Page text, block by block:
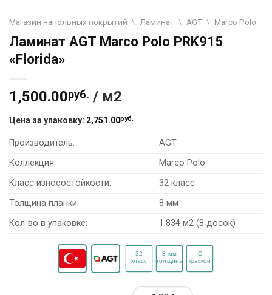
Магазин напольных покрытий \ Ламинат \ AGT \ Marco Polo
Ламинат AGT Marco Polo PRK915
«Florida»
1,500.00руб. / м2
Цена за упаковку: 2,751.00руб.
Производитель:
AGT
Коллекция:
Marco Polo
Класс износостойкости:
32 класс
Толщина планки:
8 мм
Кол-во в упаковке:
1.834 м2 (8 досок)